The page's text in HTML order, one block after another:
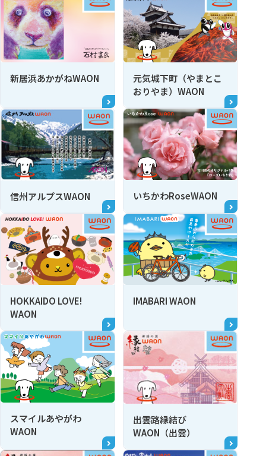
新居浜あかがねWAON
元気城下町（やまとこ
おりやま）WAON
信州アルプスWAON いちかわRoseWAON
HOKKAIDO LOVE!
WAON
IMABARI WAON
スマイルあやがわ
WAON
出雲路縁結び
WAON（出雲）